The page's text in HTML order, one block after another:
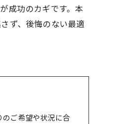
成功のカギです。本
ず、後悔のない最適
ご希望や状況に合